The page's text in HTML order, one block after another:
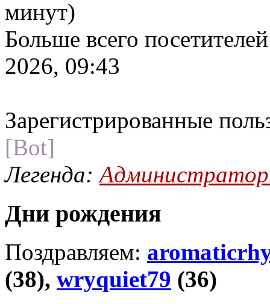
минут)
Больше всего
2026, 09:43
Зарегистрированные
[Bot]
Легенда:
Дни рождения
Поздравляем:
(38), wryquiet79 (36)